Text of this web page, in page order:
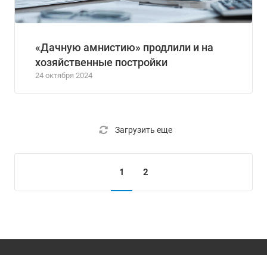
«Дачную амнистию» продлили и на
хозяйственные постройки
24 октября 2024
Загрузить еще
1 2